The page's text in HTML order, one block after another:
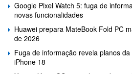
Google Pixel Watch 5: fuga de
novas funcionalidades
Huawei prepara MateBook Fold PC
de 2026
Fuga de informação revela planos
iPhone 18